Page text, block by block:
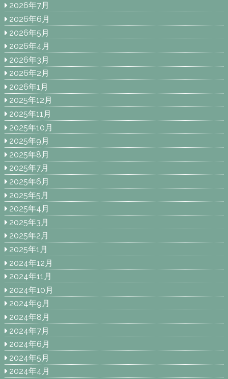
2026年7月
2026年6月
2026年5月
2026年4月
2026年3月
2026年2月
2026年1月
2025年12月
2025年11月
2025年10月
2025年9月
2025年8月
2025年7月
2025年6月
2025年5月
2025年4月
2025年3月
2025年2月
2025年1月
2024年12月
2024年11月
2024年10月
2024年9月
2024年8月
2024年7月
2024年6月
2024年5月
2024年4月